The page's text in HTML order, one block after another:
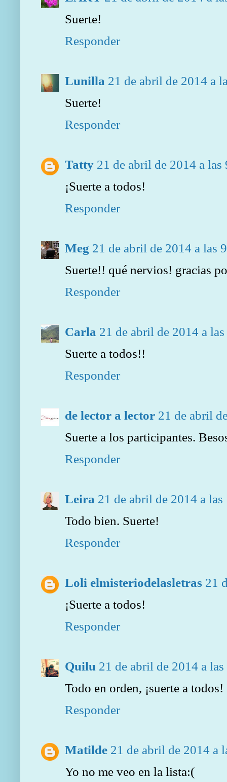
Suerte!
Responder
Lunilla 21 de abril de 2014 a
Suerte!
Responder
Tatty 21 de abril de 2014 a las
¡Suerte a todos!
Responder
Meg 21 de abril de 2014 a las
Suerte!! qué nervios! gracias
Responder
Carla 21 de abril de 2014 a
Suerte a todos!!
Responder
de lector a lector 21 de abril
Suerte a los participantes.
Responder
Leira 21 de abril de 2014 a las
Todo bien. Suerte!
Responder
Loli elmisteriodelasletras 21
¡Suerte a todos!
Responder
Quilu 21 de abril de 2014 a
Todo en orden, ¡suerte a todos!
Responder
Matilde 21 de abril de 2014 a
Yo no me veo en la lista:(